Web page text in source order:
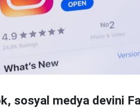
sosyal medya devini